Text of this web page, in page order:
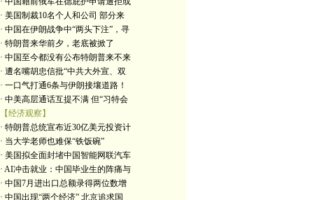
· 美国制裁10名个人和公司 部分来
· 中国在伊朗战争中“两头下注”，寻
· 特朗普来华前夕，老底被掀了
· 中国至今都没有公布特朗普来不来
· 遭名嘴胡忠信批“中共大外宣、双
· 一口气打通6条与伊朗接壤道路！
· 中美高层通话互提不满 但“习特会
【经济观察】
· 特朗普总统宣布近30亿美元投资计
· 当大学老师也难保“铁饭碗”
· 美国拟全面封堵中国智能网联汽车
· AI冲击就业：中国毕业生的阵痛与
· 中国7月进出口总额录得两位数增
· 中国出现“两个经济” 北京追求国